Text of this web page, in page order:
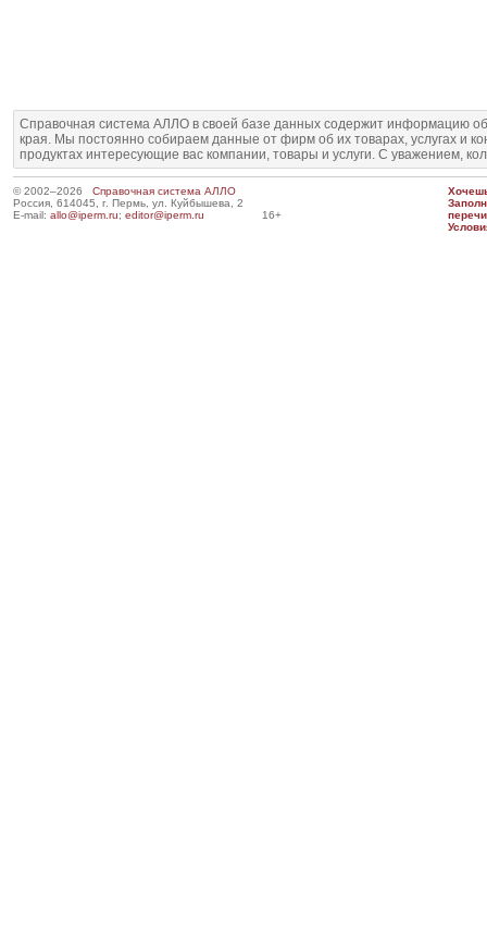
Справочная система АЛЛО в своей базе данных содержит информацию
края. Мы постоянно собираем данные от фирм об их товарах, услугах и
продуктах интересующие вас компании, товары и услуги. С уважением,
© 2002–2026 Справочная система АЛЛО
Россия, 614045, г. Пермь, ул. Куйбышева, 2
E-mail: allo@iperm.ru; editor@iperm.ru 16+